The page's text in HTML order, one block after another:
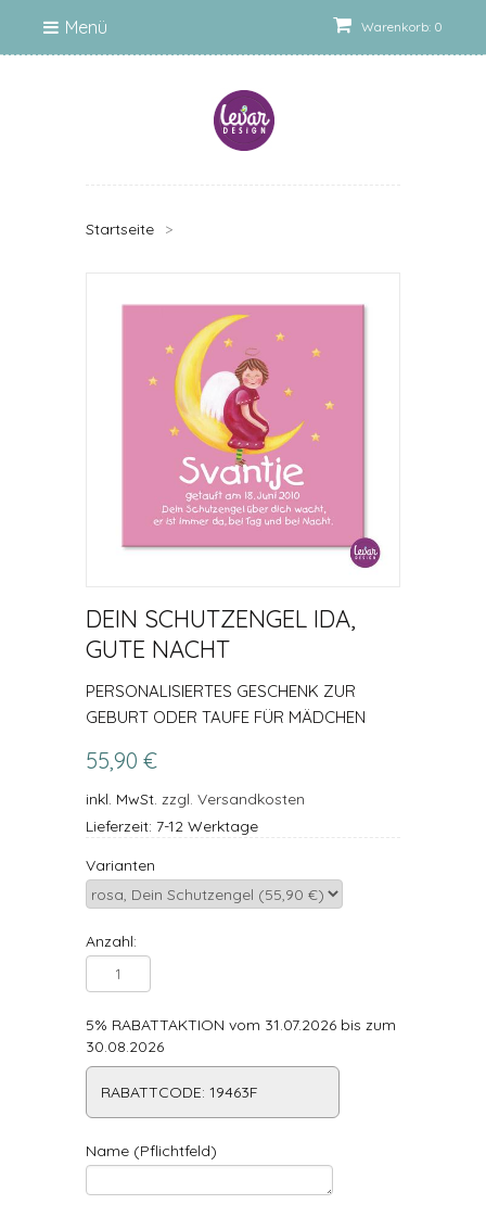
Warenkorb: 0
Menü
Startseite >
DEIN SCHUTZENGEL IDA,
GUTE NACHT
PERSONALISIERTES GESCHENK ZUR
GEBURT ODER TAUFE FÜR MÄDCHEN
55,90 €
inkl. MwSt. zzgl. Versandkosten
Lieferzeit: 7-12 Werktage
Varianten
Anzahl:
5% RABATTAKTION vom 31.07.2026 bis zum
30.08.2026
RABATTCODE: 19463F
Name (Pflichtfeld)